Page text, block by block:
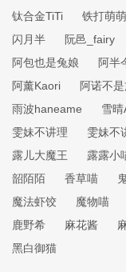
钛合金TiTi
铁打萌萌
闪月半
阮邑_fairy
阿包也是兔娘
阿半
阿薰Kaori
阿诺不
雨波haneame
雪
雯妹不讲理
雯妹不
露儿大魔王
露露小
韶陌陌
香草喵
魔法虾饺
魔物喵
鹿野希
麻花酱
黑白御猫